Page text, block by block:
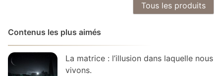
Tous les produits
Contenus les plus aimés
La matrice : l’illusion dans laquelle nous
vivons.